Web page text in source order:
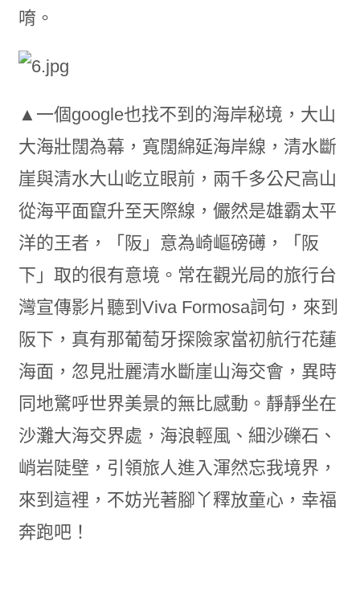
唷。
▲一個google也找不到的海岸秘境，大山
大海壯闊為幕，寬闊綿延海岸線，清水斷
崖與清水大山屹立眼前，兩千多公尺高山
從海平面竄升至天際線，儼然是雄霸太平
洋的王者，「阪」意為崎嶇磅礡，「阪
下」取的很有意境。常在觀光局的旅行台
灣宣傳影片聽到Viva Formosa詞句，來到
阪下，真有那葡萄牙探險家當初航行花蓮
海面，忽見壯麗清水斷崖山海交會，異時
同地驚呼世界美景的無比感動。靜靜坐在
沙灘大海交界處，海浪輕風、細沙礫石、
峭岩陡壁，引領旅人進入渾然忘我境界，
來到這裡，不妨光著腳丫釋放童心，幸福
奔跑吧！